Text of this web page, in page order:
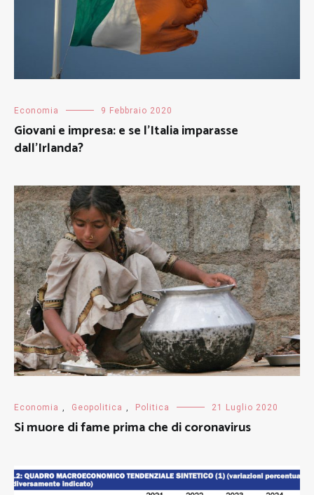
Economia 9 Febbraio 2020
Giovani e impresa: e se l’Italia imparasse
dall’Irlanda?
Economia , Geopolitica , Politica 21 Luglio 2020
Si muore di fame prima che di coronavirus